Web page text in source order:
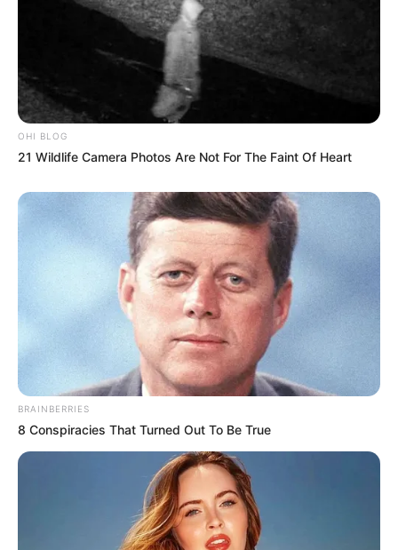
OHI BLOG
21 Wildlife Camera Photos Are Not For The Faint Of Heart
BRAINBERRIES
8 Conspiracies That Turned Out To Be True